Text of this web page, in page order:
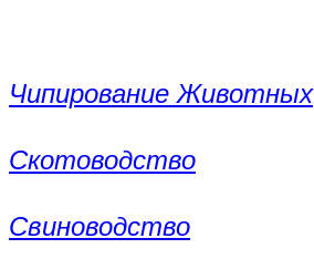
Чипирование Животных
Скотоводство
Свиноводство